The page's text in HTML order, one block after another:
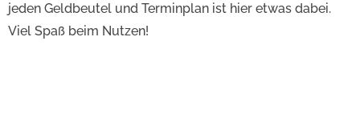
jeden Geldbeutel und Terminplan ist hier etwas dabei.
Viel Spaß beim Nutzen!